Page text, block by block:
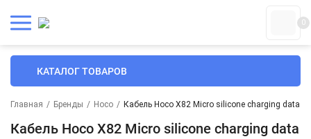
0
КАТАЛОГ ТОВАРОВ
Главная / Бренды / Hoco / Кабель Hoco X82 Micro silicone charging data
Кабель Hoco X82 Micro silicone charging data